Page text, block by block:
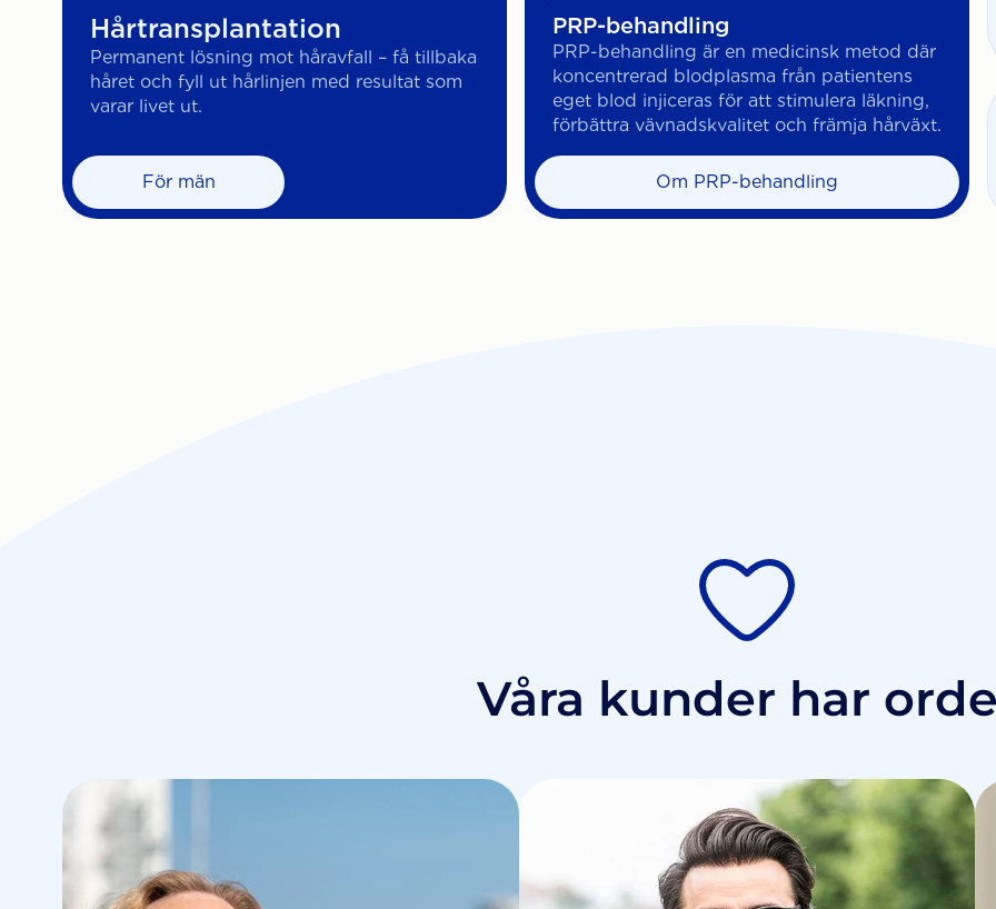
Hårtransplantation
Permanent lösning mot håravfall – få tillbaka
håret och fyll ut hårlinjen med resultat som
varar livet ut.
För män
PRP-behandling
PRP-behandling är en medicinsk metod där
koncentrerad blodplasma från patientens
eget blod injiceras för att stimulera läkning,
förbättra vävnadskvalitet och främja hårväxt.
Om PRP-behandling
Våra kunder har